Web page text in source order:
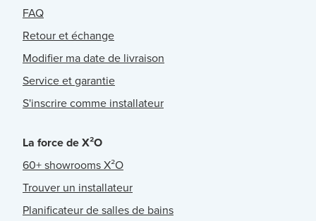
FAQ
Retour et échange
Modifier ma date de livraison
Service et garantie
S'inscrire comme installateur
La force de X²O
60+ showrooms X²O
Trouver un installateur
Planificateur de salles de bains